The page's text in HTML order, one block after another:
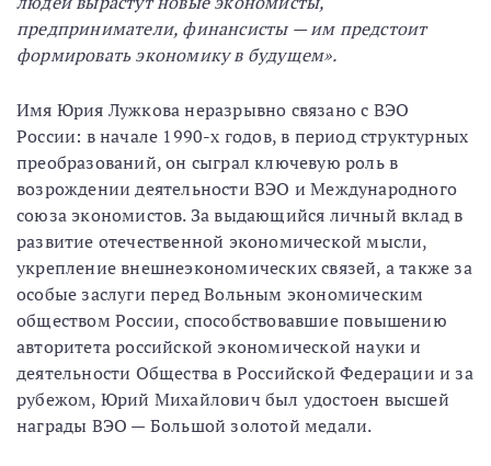
предприниматели, финансисты — им предстоит
формировать экономику в будущем».
Имя Юрия Лужкова неразрывно связано с ВЭО
России: в начале 1990-х годов, в период структурных
преобразований, он сыграл ключевую роль в
возрождении деятельности ВЭО и Международного
союза экономистов. За выдающийся личный вклад в
развитие отечественной экономической мысли,
укрепление внешнеэкономических связей, а также за
особые заслуги перед Вольным экономическим
обществом России, способствовавшие повышению
авторитета российской экономической науки и
деятельности Общества в Российской Федерации и за
рубежом, Юрий Михайлович был удостоен высшей
награды ВЭО — Большой золотой медали.